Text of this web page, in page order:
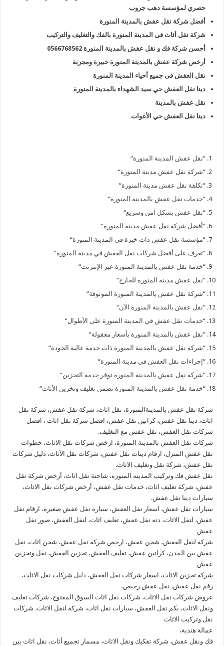
حصري لمؤسسة دهب جروب
أفضل شركة نقل عفش بالمدينة المنورة
شركة نقل أثاث فى المدينة المنورة بالفك والتغليف والتركيب
أحسن شركة فك و نقل عفش بالمدينة المنورة 0566768562
أرخص شركة عفش بالمدينة المنورة خبيرة ومجربة
نقل العفش فى جميع أحياء المدينة المنورة
دينا نقل العفش حي سيد الشهداء بالمدينة المنورة
نقل عفش بالمدينة
دينا نقل العفش حي الأغوات
“نقل عفش المدينة المنورة“
“شركة نقل عفش مدينة المنورة“
“تكلفة نقل عفش مدينة المنورة“
“خدمات نقل عفش بالمدينة المنورة“
“نقل عفش بشكل آمن وسريع“
“أفضل شركة نقل عفش مدينة المنورة“
“مؤسسة نقل عفش ذات خبرة في المدينة المنورة“
“تعرف على أفضل شركات نقل العفش في مدينة المنورة“
“خدمة نقل عفش بالمدينة المنورة عبر الإنترنت“
“نقل عفش مدينة المنورة للخارج“
“شركة نقل عفش بالمدينة المنورة الموثوقة“
“نقل عفش بالمدينة المنورة الآن“
“خدمات نقل عفش في المدينة المنورة على الأطوال“
“نقل عفش بالمدينة المنورة بأسعار معقولة“
“شركة نقل عفش بالمدينة المنورة ذات خدمة عالية الجودة“
“إجراءات نقل العفش في مدينة المنورة“
“شركة نقل عفش بالمدينة المنورة توفر خدمة التخزين“
“خدمة نقل عفش بالمدينة المنورة تضمن تغليف وتخزين الأثاث“
شركة نقل عفش بالمدينةالمنورة، نقل اثاث، شركة نقل عفش، شركة نقل
اثاث، دينا نقل عفش، كراتين نقل عفش، افضل شركة نقل اثاث ، افضل
شركات نقل العفش، نقل عفش مع التغليف.
شركات نقل العفش بالمدينة المنورة، ارخص شركات نقل الاثاث، خطوات
نقل عفش المنزل، ارقام دينات نقل عفش، شركات نقل الأثاث، دليل شركات
نقل عفش، شركة نقل وتغليف الاثاث.
نقل عفش فك وتركيب المدينه المنوره، شاحنة نقل اثاث، أرخص شركة نقل
عفش، شركة تغليف اثاث، خدمات نقل عفش، أرخص شركات نقل الاثاث،
سيارات دينا نقل عفش.
سيارات نقل عفش، اسعار نقل العفش، سيارة نقل عفش صغيرة، ارقام نقل
عفش، لنقل الاثاث، دنه نقل عفش، تغليف اثاث، لنقل العفش، صور نقل
عفش
شركة لنقل العفش، شحن عفش، ارخص شركة نقل عفش، شحن اثاث، نقل
عفش بين المدن، كراتين عفش، تغليف العفش، تخزين العفش، نقل وتخزين
عفش
شركة تخزين الاثاث، اسعار شركات نقل العفش، دليل شركات نقل الاثاث،
رقم نقل عفش، نقل عفش رخيص،
عروض شركات نقل الاثاث، شركات نقل اثاث السوق المفتوح، شركات تغليف
ونقل الاثاث، بكم نقل العفش، سيارات نقل اثاث، شركة لنقل الاثاث، شركات
نقل وتركيب الاثاث
عمالة هندية،
فك ونقل عفش، شركة تفكيك ونقل الاثاث، مسمار تجميع أثاث، نقل اثاث بين